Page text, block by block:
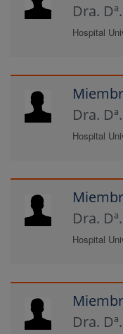
Dra.
Hospital
Dra.
Hospital
Dra.
Hospital
Dra.